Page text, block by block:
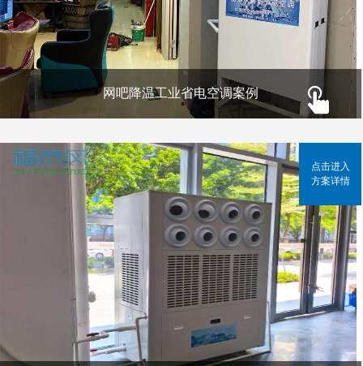
网吧降温工业省电空调案例
点击进入
方案详情